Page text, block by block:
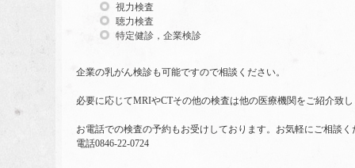
視力検査
聴力検査
特定健診，企業検診
企業の乳がん検診も可能ですので相談ください。
必要に応じてMRIやCTその他の検査は他の医療機関をご紹介致
お電話での検査の予約もお受けしております。お気軽にご相談く
電話0846-22-0724